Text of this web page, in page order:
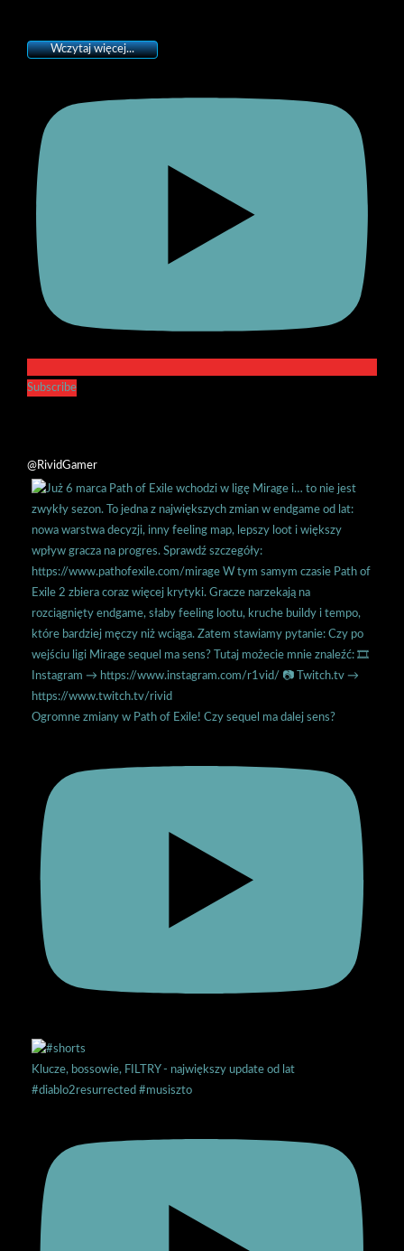
Wczytaj więcej...
Subscribe
@RividGamer
Ogromne zmiany w Path of Exile! Czy sequel ma dalej sens?
Klucze, bossowie, FILTRY - największy update od lat
#diablo2resurrected #musiszto